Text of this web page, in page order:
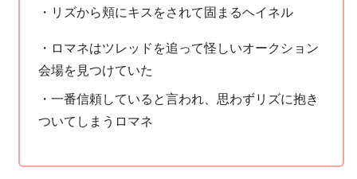
・リズから頬にキスをされて固まるヘイネル
・ロマネはツレッドを追って怪しいオークション
会場を見つけていた
・一番信頼していると言われ、思わずリズに抱き
ついてしまうロマネ